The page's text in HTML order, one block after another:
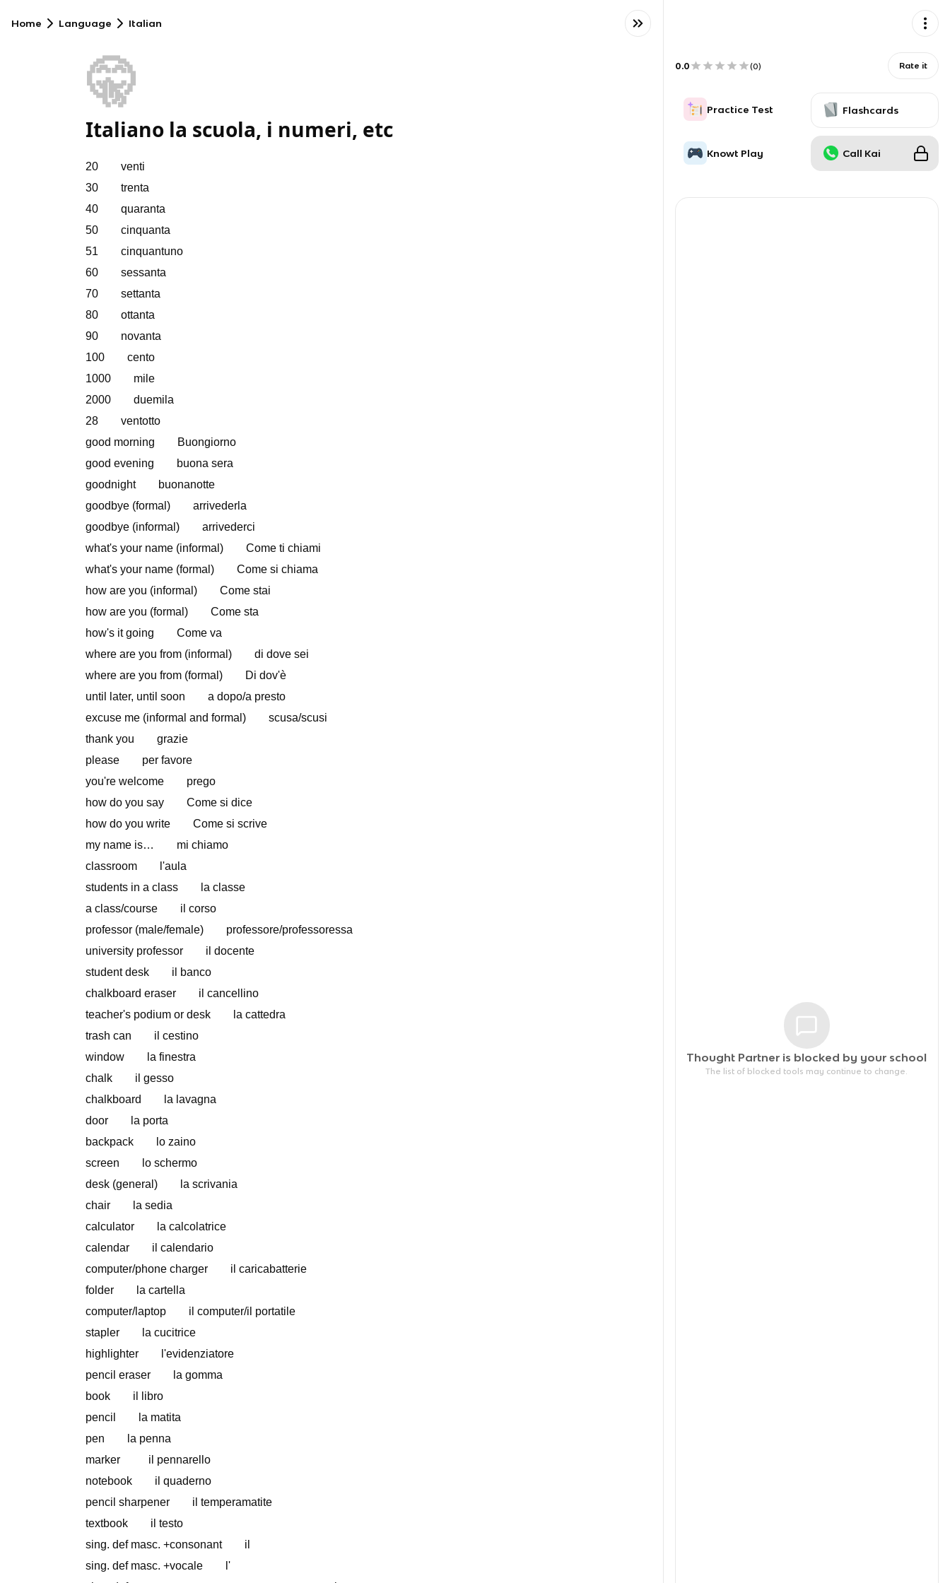
Home Language Italian
🤫
Italiano la scuola, i numeri, etc
20 venti
30 trenta
40 quaranta
50 cinquanta
51 cinquantuno
60 sessanta
70 settanta
80 ottanta
90 novanta
100 cento
1000 mile
2000 duemila
28 ventotto
good morning Buongiorno
good evening buona sera
goodnight buonanotte
goodbye (formal) arrivederla
goodbye (informal) arrivederci
what's your name (informal) Come ti chiami
what's your name (formal) Come si chiama
how are you (informal) Come stai
how are you (formal) Come sta
how's it going Come va
where are you from (informal) di dove sei
where are you from (formal) Di dov'è
until later, until soon a dopo/a presto
excuse me (informal and formal) scusa/scusi
thank you grazie
please per favore
you're welcome prego
how do you say Come si dice
how do you write Come si scrive
my name is… mi chiamo
classroom l'aula
students in a class la classe
a class/course il corso
professor (male/female) professore/professoressa
university professor il docente
student desk il banco
chalkboard eraser il cancellino
teacher's podium or desk la cattedra
trash can il cestino
window la finestra
chalk il gesso
chalkboard la lavagna
door la porta
backpack lo zaino
screen lo schermo
desk (general) la scrivania
chair la sedia
calculator la calcolatrice
calendar il calendario
computer/phone charger il caricabatterie
folder la cartella
computer/laptop il computer/il portatile
stapler la cucitrice
highlighter l'evidenziatore
pencil eraser la gomma
book il libro
pencil la matita
pen la penna
marker il pennarello
notebook il quaderno
pencil sharpener il temperamatite
textbook il testo
sing. def masc. +consonant il
sing. def masc. +vocale l'
0.0 (0) Rate it
Practice Test Flashcards
Knowt Play Call Kai
Thought Partner is blocked by your school
The list of blocked tools may continue to change.